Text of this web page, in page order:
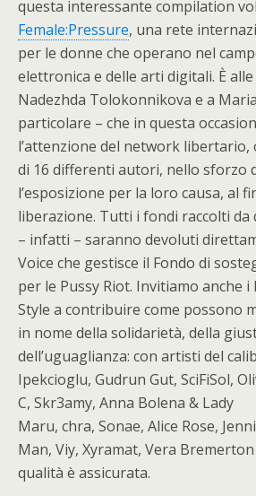
questa interessante compilation
Female:Pressure, una rete
per le donne che operano nel
elettronica e delle arti digitali. È alle
Nadezhda Tolokonnikova e a
particolare – che in questa
l’attenzione del network libertario,
di 16 differenti autori, nello sforzo
l’esposizione per la loro causa, al
liberazione. Tutti i fondi raccolti da
– infatti – saranno devoluti
Voice che gestisce il Fondo di
per le Pussy Riot. Invitiamo anche
Style a contribuire come possono
in nome della solidarietà, della
dell’uguaglianza: con artisti del
Ipekcioglu, Gudrun Gut, SciFiSol,
C, Skr3amy, Anna Bolena & Lady
Maru, chra, Sonae, Alice Rose,
Man, Viy, Xyramat, Vera
qualità è assicurata.